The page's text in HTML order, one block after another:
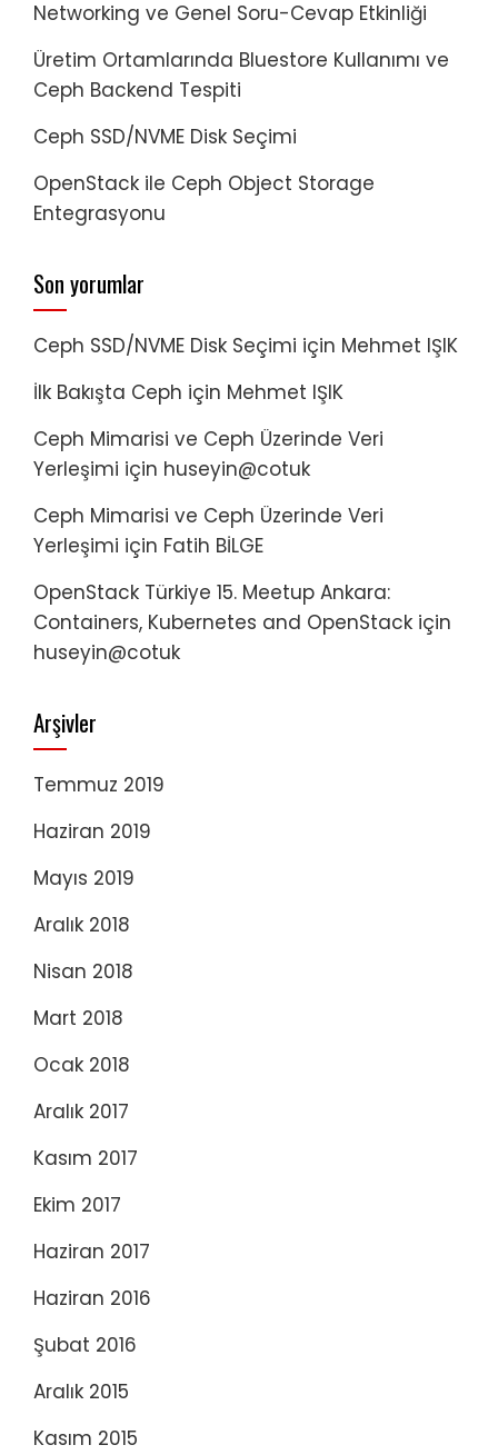
Networking ve Genel Soru-Cevap Etkinliği
Üretim Ortamlarında Bluestore Kullanımı ve
Ceph Backend Tespiti
Ceph SSD/NVME Disk Seçimi
OpenStack ile Ceph Object Storage
Entegrasyonu
Son yorumlar
Ceph SSD/NVME Disk Seçimi için Mehmet IŞIK
İlk Bakışta Ceph için Mehmet IŞIK
Ceph Mimarisi ve Ceph Üzerinde Veri
Yerleşimi için huseyin@cotuk
Ceph Mimarisi ve Ceph Üzerinde Veri
Yerleşimi için Fatih BİLGE
OpenStack Türkiye 15. Meetup Ankara:
Containers, Kubernetes and OpenStack için
huseyin@cotuk
Arşivler
Temmuz 2019
Haziran 2019
Mayıs 2019
Aralık 2018
Nisan 2018
Mart 2018
Ocak 2018
Aralık 2017
Kasım 2017
Ekim 2017
Haziran 2017
Haziran 2016
Şubat 2016
Aralık 2015
Kasım 2015